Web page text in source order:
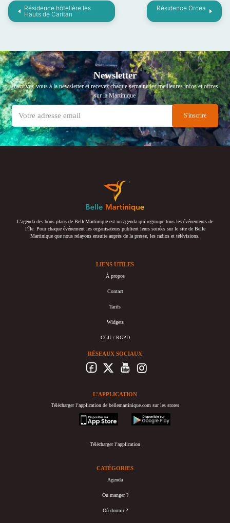
Résidence hôtelière les
Hauts de Caritan
Résidence Orcea
Newsletter
Inscrivez-vous à la newsletter et recevez chaque semaine les meilleures infos et offres
sur la Martinique
L’agenda des bons plans de BelleMartinique est un agenda qui regroupe tous les événements de
l’île. Pour chaque événement les organisateurs publient leurs soirées sur le site de Belle
Martinique que nous relayons ensuite auprès de la presse, les radios et télévisions.
LIENS UTILES
À propos
Contact
Tarifs
Widgets
CGU / RGPD
RÉSEAUX SOCIAUX
L’APPLICATION
Télécharger l’application de bellemartinique.com sur les stores
appstore
googleplay
Télécharger l’application
CATÉGORIES
Agenda
Où manger ?
Où dormir ?